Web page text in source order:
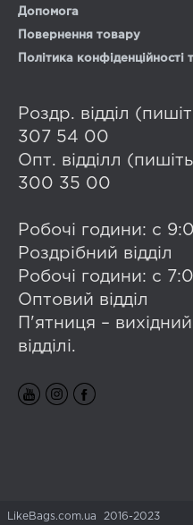
Допомога
Повернення товару
Політика
Роздр. відділ
307 54 00
Опт. відділл
300 35 00
Робочі години: с
Роздрібний відділ
Робочі години: с
Оптовий відділ
П'ятниця –
відділі.
LikeBags.com.ua 2016-2023